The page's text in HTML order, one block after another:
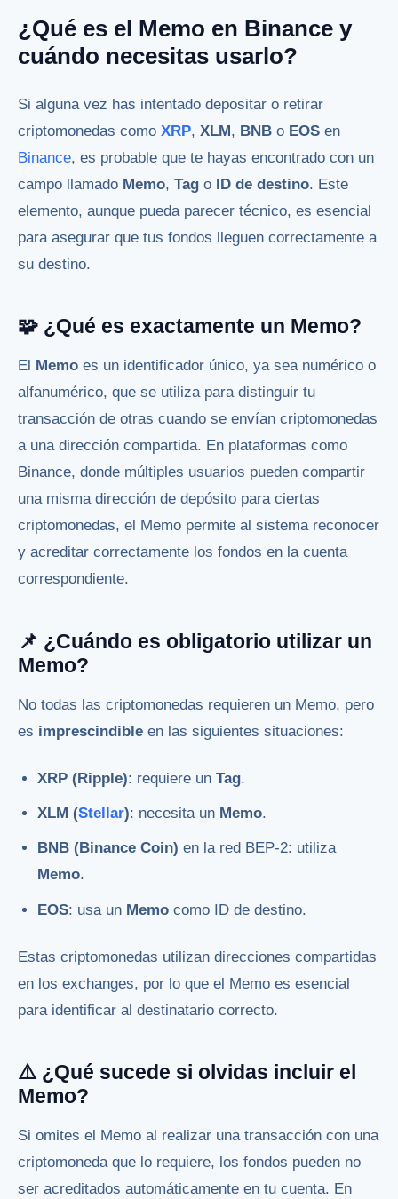
¿Qué es el Memo en Binance y
cuándo necesitas usarlo?
Si alguna vez has intentado depositar o retirar
criptomonedas como XRP, XLM, BNB o EOS en
Binance, es probable que te hayas encontrado con un
campo llamado Memo, Tag o ID de destino. Este
elemento, aunque pueda parecer técnico, es esencial
para asegurar que tus fondos lleguen correctamente a
su destino.
🧩 ¿Qué es exactamente un Memo?
El Memo es un identificador único, ya sea numérico o
alfanumérico, que se utiliza para distinguir tu
transacción de otras cuando se envían criptomonedas
a una dirección compartida. En plataformas como
Binance, donde múltiples usuarios pueden compartir
una misma dirección de depósito para ciertas
criptomonedas, el Memo permite al sistema reconocer
y acreditar correctamente los fondos en la cuenta
correspondiente.
📌 ¿Cuándo es obligatorio utilizar un
Memo?
No todas las criptomonedas requieren un Memo, pero
es imprescindible en las siguientes situaciones:
XRP (Ripple): requiere unTag.
XLM (Stellar): necesita un Memo.
BNB (Binance Coin) en la red BEP-2: utiliza
Memo.
EOS: usa un Memo como ID de destino.
Estas criptomonedas utilizan direcciones compartidas
en los exchanges, por lo que el Memo es esencial
para identificar al destinatario correcto.
⚠️ ¿Qué sucede si olvidas incluir el
Memo?
Si omites el Memo al realizar una transacción con una
criptomoneda que lo requiere, los fondos pueden no
ser acreditados automáticamente en tu cuenta. En